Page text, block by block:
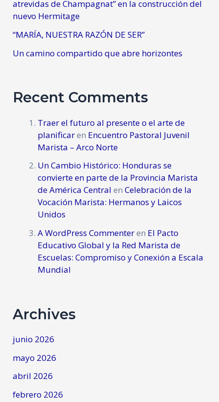
atrevidas de Champagnat” en la construcción del
nuevo Hermitage
“MARÍA, NUESTRA RAZÓN DE SER”
Un camino compartido que abre horizontes
Recent Comments
Traer el futuro al presente o el arte de
planificaren Encuentro Pastoral Juvenil
Marista – Arco Norte
Un Cambio Histórico: Honduras se
convierte en parte de la Provincia Marista
de América Central enCelebración de la
Vocación Marista: Hermanos y Laicos
Unidos
A WordPress Commenteren El Pacto
Educativo Global y la Red Marista de
Escuelas: Compromiso y Conexión a Escala
Mundial
Archives
junio 2026
mayo 2026
abril 2026
febrero 2026